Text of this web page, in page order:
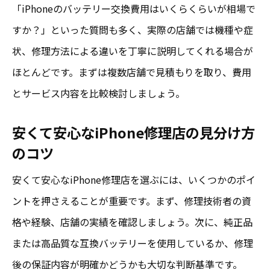
「iPhoneのバッテリー交換費用はいくらくらいが相場で
すか？」といった質問も多く、実際の店舗では機種や症
状、修理方法による違いを丁寧に説明してくれる場合が
ほとんどです。まずは複数店舗で見積もりを取り、費用
とサービス内容を比較検討しましょう。
安くて安心なiPhone修理店の見分け方
のコツ
安くて安心なiPhone修理店を選ぶには、いくつかのポイ
ントを押さえることが重要です。まず、修理技術者の資
格や経験、店舗の実績を確認しましょう。次に、純正品
または高品質な互換バッテリーを使用しているか、修理
後の保証内容が明確かどうかも大切な判断基準です。